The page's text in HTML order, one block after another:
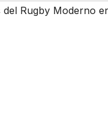
Rugby Moderno